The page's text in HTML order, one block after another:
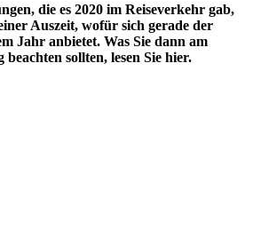
die es 2020 im Reiseverkehr gab,
Auszeit, wofür sich gerade der
Jahr anbietet. Was Sie dann am
sollten, lesen Sie hier.